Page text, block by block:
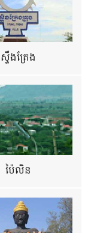
ស្ទឹងត្រែង
ប៉ៃលិន